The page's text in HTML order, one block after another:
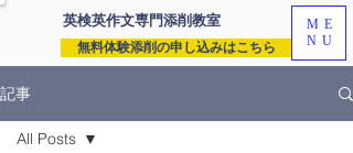
英検英作文専門添削教室
無料体験添削の申し込みはこちら
ME
NU
記事
All Posts